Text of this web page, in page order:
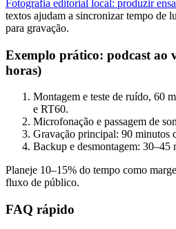
Fotografia editorial local: produzir
textos ajudam a sincronizar tempo de
para gravação.
Exemplo prático: podcast ao
horas)
Montagem e teste de ruído, 60
e RT60.
Microfonação e passagem de
Gravação principal: 90 minutos
Backup e desmontagem: 30–45
Planeje 10–15% do tempo como
fluxo de público.
FAQ rápido